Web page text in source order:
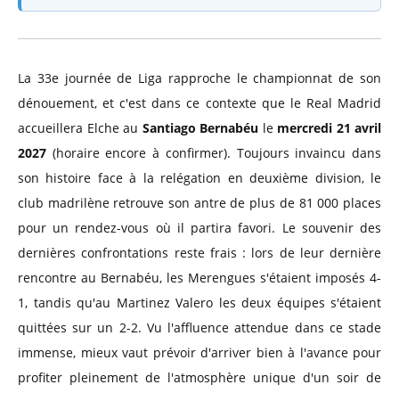
La 33e journée de Liga rapproche le championnat de son
dénouement, et c'est dans ce contexte que le Real Madrid
accueillera Elche au Santiago Bernabéu le mercredi 21 avril
2027 (horaire encore à confirmer). Toujours invaincu dans
son histoire face à la relégation en deuxième division, le
club madrilène retrouve son antre de plus de 81 000 places
pour un rendez-vous où il partira favori. Le souvenir des
dernières confrontations reste frais : lors de leur dernière
rencontre au Bernabéu, les Merengues s'étaient imposés 4-
1, tandis qu'au Martinez Valero les deux équipes s'étaient
quittées sur un 2-2. Vu l'affluence attendue dans ce stade
immense, mieux vaut prévoir d'arriver bien à l'avance pour
profiter pleinement de l'atmosphère unique d'un soir de